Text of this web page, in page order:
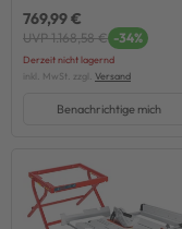
769,99 €
UVP 1.168,58 € -34%
Derzeit nicht lagernd
inkl. MwSt. zzgl. Versand
Benachrichtige mich